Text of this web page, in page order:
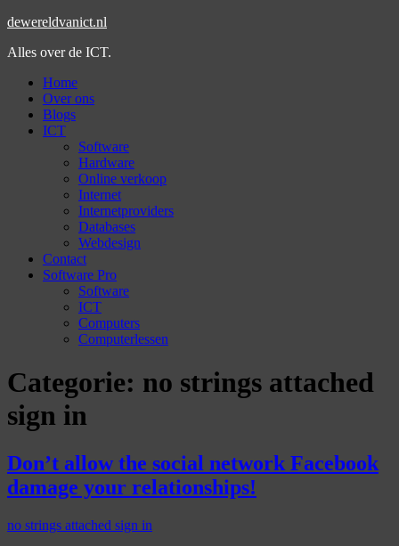
dewereldvanict.nl
Alles over de ICT.
Home
Over ons
Blogs
ICT
Software
Hardware
Online verkoop
Internet
Internetproviders
Databases
Webdesign
Contact
Software Pro
Software
ICT
Computers
Computerlessen
Categorie: no strings attached
sign in
Don’t allow the social network Facebook
damage your relationships!
no strings attached sign in